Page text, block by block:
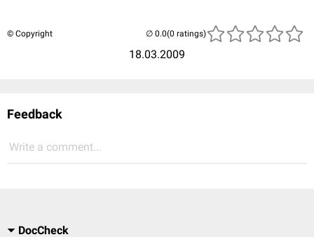
© Copyright
18.03.2009
(0 ratings)
Feedback
Write a comment...
DocCheck